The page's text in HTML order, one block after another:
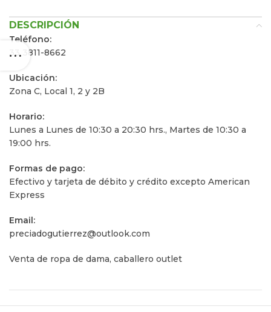
DESCRIPCIÓN
Teléfono:
33 3811-8662
Ubicación:
Zona C, Local 1, 2 y 2B
Horario:
Lunes a Lunes de 10:30 a 20:30 hrs., Martes de 10:30 a
19:00 hrs.
Formas de pago:
Efectivo y tarjeta de débito y crédito excepto American
Express
Email:
preciadogutierrez@outlook.com
Venta de ropa de dama, caballero outlet